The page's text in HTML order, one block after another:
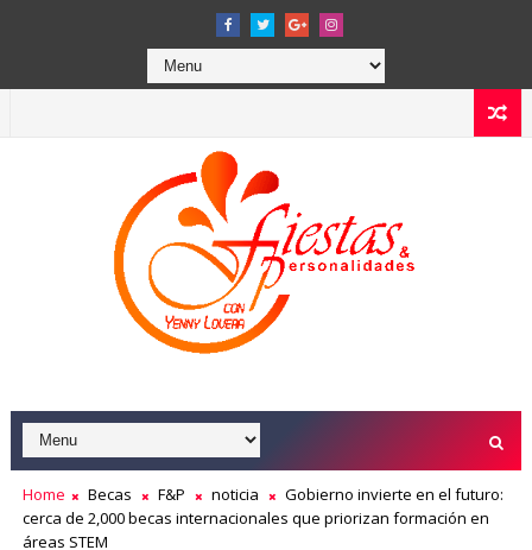
Home Becas F&P noticia
Gobierno invierte en el futuro:
cerca de 2,000 becas internacionales que priorizan formación en
áreas STEM